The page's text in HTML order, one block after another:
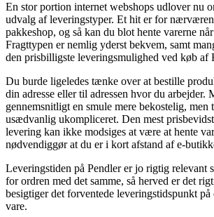
En stor portion internet webshops udlover nu
udvalg af leveringstyper. Et hit er for
pakkeshop, og så kan du blot hente varerne
Fragttypen er nemlig yderst bekvem, samt
den prisbilligste leveringsmulighed ved køb
Du burde ligeledes tænke over at bestille
din adresse eller til adressen hvor du arbejder.
gennemsnitligt en smule mere bekostelig,
usædvanlig ukompliceret. Den mest
levering kan ikke modsiges at være at hente
nødvendiggør at du er i kort afstand af e-
Leveringstiden på Pendler er jo rigtig relevant
for ordren med det samme, så herved er det
besigtiger det forventede leveringstidspunkt
vare.